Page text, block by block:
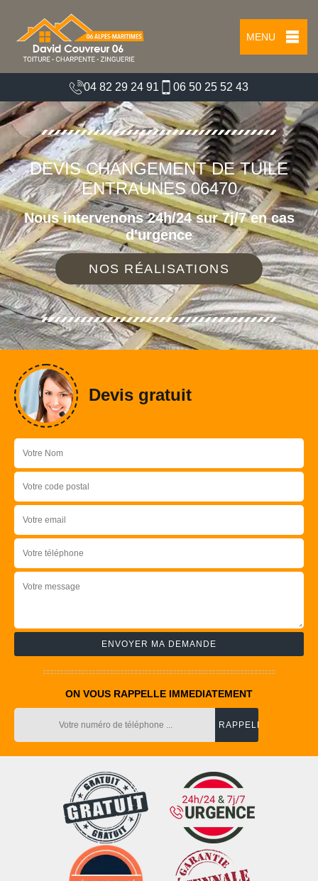
MENU
04 82 29 24 91 06 50 25 52 43
DEVIS CHANGEMENT DE TUILE
ENTRAUNES 06470
Nous intervenons 24h/24 sur 7j/7 en cas
d'urgence
NOS RÉALISATIONS
Devis gratuit
ON VOUS RAPPELLE IMMEDIATEMENT